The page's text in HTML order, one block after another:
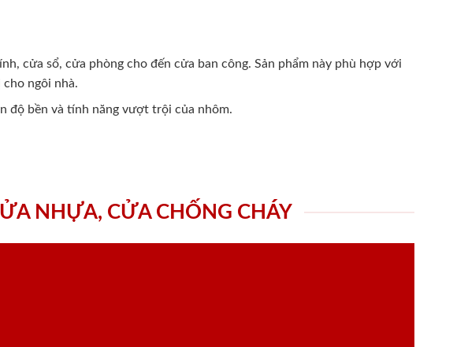
cửa sổ, cửa phòng cho đến cửa ban công. Sản phẩm này phù hợp với
ngôi nhà.
độ bền và tính năng vượt trội của nhôm.
NHỰA, CỬA CHỐNG CHÁY